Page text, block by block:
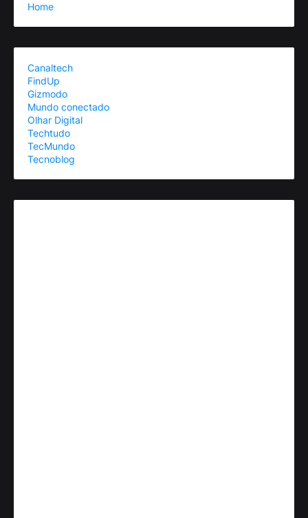
Home
Canaltech
FindUp
Gizmodo
Mundo conectado
Olhar Digital
Techtudo
TecMundo
Tecnoblog